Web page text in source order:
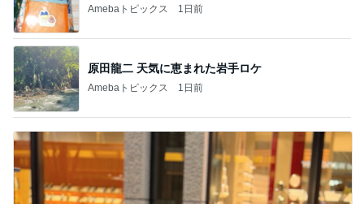
Amebaトピックス 1日前
原田龍二 天気に恵まれた岩手ロケ
Amebaトピックス 1日前